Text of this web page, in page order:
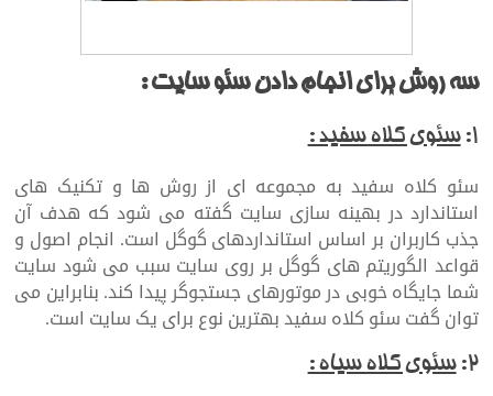
سه روش برای انجام دادن سئو سایت :
۱: سئوی کلاه سفید :
سئو کلاه سفید به مجموعه ای از روش ها و تکنیک های
استاندارد در بهینه سازی سایت گفته می شود که هدف آن
جذب کاربران بر اساس استانداردهای گوگل است. انجام اصول و
قواعد الگوریتم های گوگل بر روی سایت سبب می شود سایت
شما جایگاه خوبی در موتورهای جستجوگر پیدا کند. بنابراین می
توان گفت سئو کلاه سفید بهترین نوع برای یک سایت است.
۲: سئوی کلاه سیاه :